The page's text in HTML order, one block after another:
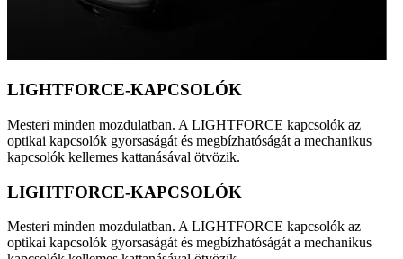
LIGHTFORCE-KAPCSOLÓK
Mesteri minden mozdulatban. A LIGHTFORCE kapcsolók az
optikai kapcsolók gyorsaságát és megbízhatóságát a mechanikus
kapcsolók kellemes kattanásával ötvözik.
LIGHTFORCE-KAPCSOLÓK
Mesteri minden mozdulatban. A LIGHTFORCE kapcsolók az
optikai kapcsolók gyorsaságát és megbízhatóságát a mechanikus